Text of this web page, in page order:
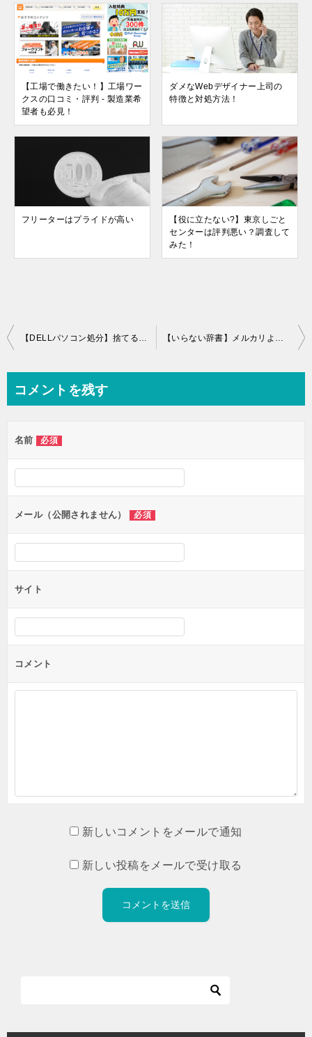
【工場で働きたい！】工場ワー
クスの口コミ・評判 - 製造業希
望者も必見！
ダメなWebデザイナー上司の
特徴と対処方法！
フリーターはプライドが高い
【役に立たない?】東京しごと
センターは評判悪い？調査して
みた！
投
ビ
ー
シ
ョ
ン
【DELLパソコン処分】捨てるより高く売る方法！買取の注意点！ 【いらない辞書】メルカリより高く売れる方法！簡単便利！
コメントを残す
名前 必須
メール（公開されません） 必須
サイト
コメント
新しいコメントをメールで通知
新しい投稿をメールで受け取る